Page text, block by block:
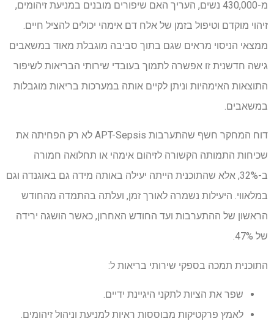
מ-430,000 נשים, העריך האם שיפורים מובנים במניעת זיהומים,
זיהוי מוקדם וטיפול בזמן של אלח דם אימהי יכולים להציל חיים.
ממצאי הניסוי מראים שגם בתוך סביבה מוגבלת מאוד במשאבים
גישה חדשנית זו אפשרה לתמוך בעובדי שירותי הבריאות לשיפור
התוצאות האימהיות וניתן לקיים אותה במערכות בריאות מוגבלות
במשאבים.
דוח המחקר חשף שהתערבות APT-Sepsis לא רק הפחיתה את
שכיחות התמותה הקשורה לזיהום אימהי או תחלואה חמורה
ב-32%, אלא שהתוכנית הייתה יעילה באותה מידה גם באוגנדה וגם
במלאווי. היעילות נשמרה לאורך זמן, ועלתה בהתמדה מהחודש
הראשון של ההתערבות ועד החודש האחרון, כאשר הושגה ירידה
של 47%.
התוכנית תמכה בספקי שירותי בריאות ל:
שפר את הציות לתקני היגיינת ידיים.
לאמץ פרקטיקות מבוססות ראיות למניעת וניהול זיהומים.